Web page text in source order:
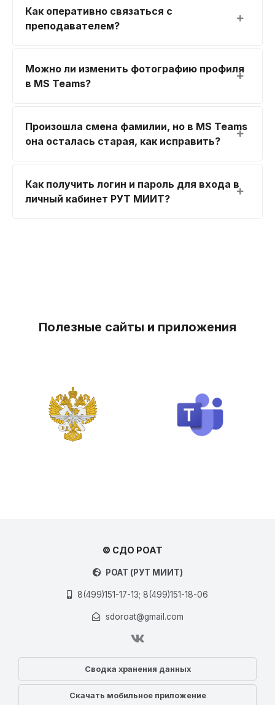
Как оперативно связаться с
преподавателем?
Можно ли изменить фотографию профиля
в MS Teams?
Произошла смена фамилии, но в MS Teams
она осталась старая, как исправить?
Как получить логин и пароль для входа в
личный кабинет РУТ МИИТ?
Полезные сайты и приложения
© СДО РОАТ
РОАТ (РУТ МИИТ)
8(499)151-17-13; 8(499)151-18-06
sdoroat@gmail.com
Сводка хранения данных
Скачать мобильное приложение